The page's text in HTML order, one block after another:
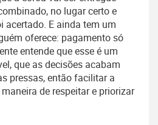
no lugar certo e
acertado. E ainda tem um
oferece: pagamento só
entende que esse é um
que as decisões acabam
pressas, então facilitar a
de respeitar e priorizar